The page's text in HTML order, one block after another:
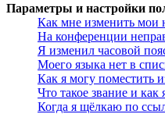
Параметры и настройки
Как мне изменить мои
На конференции
Я изменил часовой
Моего языка нет в
Как я могу поместить
Что такое звание и как
Когда я щёлкаю по